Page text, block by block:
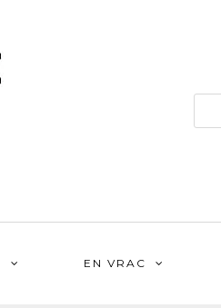
EN VRAC